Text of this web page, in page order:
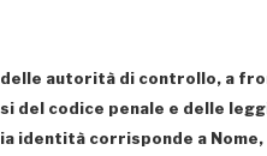
autorità di controllo, a
del codice penale e delle
identità corrisponde a Nome,